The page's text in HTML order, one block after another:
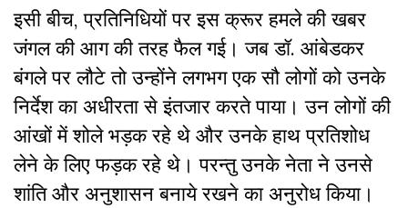
इसी बीच, प्रतिनिधियों पर इस क्रूर हमले की खबर
जंगल की आग की तरह फैल गई। जब डॉ. आंबेडकर
बंगले पर लौटे तो उन्होंने लगभग एक सौ लोगों को उनके
निर्देश का अधीरता से इंतजार करते पाया। उन लोगों की
आंखों में शोले भड़क रहे थे और उनके हाथ प्रतिशोध
लेने के लिए फड़क रहे थे। परन्तु उनके नेता ने उनसे
शांति और अनुशासन बनाये रखने का अनुरोध किया।